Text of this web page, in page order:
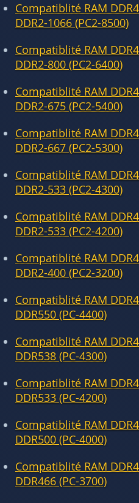
Compatiblité RAM
DDR2-1066 (PC2-8500)
Compatiblité RAM
DDR2-800 (PC2-6400)
Compatiblité RAM
DDR2-675 (PC2-5400)
Compatiblité RAM
DDR2-667 (PC2-5300)
Compatiblité RAM
DDR2-533 (PC2-4300)
Compatiblité RAM
DDR2-533 (PC2-4200)
Compatiblité RAM
DDR2-400 (PC2-3200)
Compatiblité RAM
DDR550 (PC-4400)
Compatiblité RAM
DDR538 (PC-4300)
Compatiblité RAM
DDR533 (PC-4200)
Compatiblité RAM
DDR500 (PC-4000)
Compatiblité RAM
DDR466 (PC-3700)